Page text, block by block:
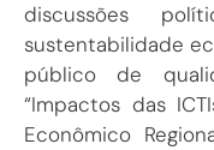
discussões
sustentabilidade
público de
“Impactos das
Econômico